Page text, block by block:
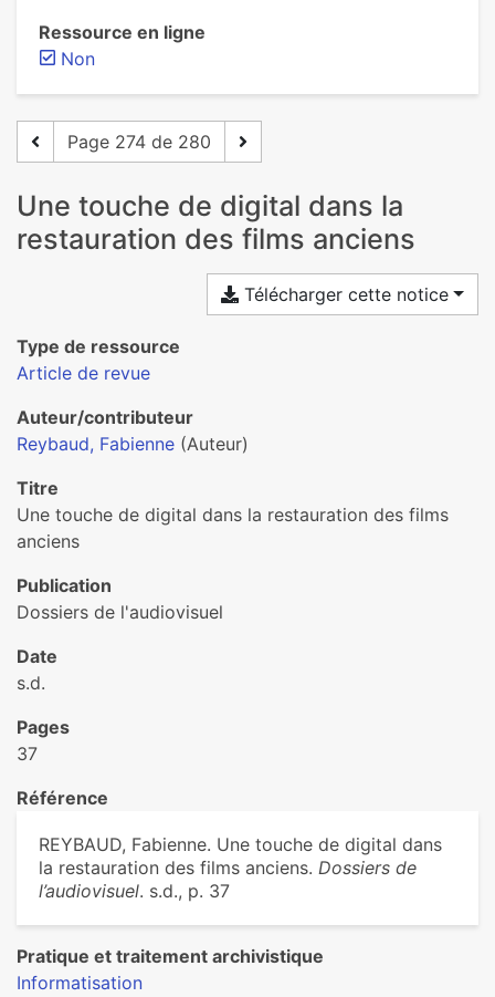
Ressource en ligne
Non
Page 274 de 280
Une touche de digital dans la
restauration des films anciens
Télécharger cette notice
Type de ressource
Article de revue
Auteur/contributeur
Reybaud, Fabienne (Auteur)
Titre
Une touche de digital dans la restauration des films
anciens
Publication
Dossiers de l'audiovisuel
Date
s.d.
Pages
37
Référence
REYBAUD, Fabienne. Une touche de digital dans
la restauration des films anciens. Dossiers de
l’audiovisuel. s.d., p. 37
Pratique et traitement archivistique
Informatisation